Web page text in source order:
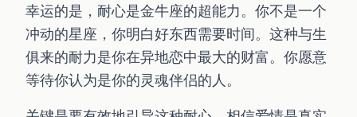
幸运的是，耐心是金牛座的超能力。你不是一个
冲动的星座，你明白好东西需要时间。这种与生
俱来的耐力是你在异地恋中最大的财富。你愿意
等待你认为是你的灵魂伴侣的人。